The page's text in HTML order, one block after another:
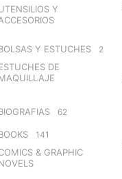
Y
Y ESTUCHES 2
DE
62
141
& GRAPHIC